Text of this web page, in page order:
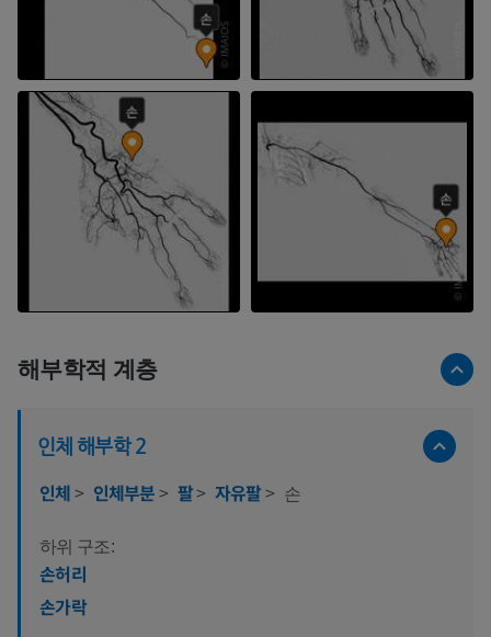
해부학적 계층
인체 해부학 2
인체> 인체부분> 팔> 자유팔> 손
하위 구조:
손허리
손가락